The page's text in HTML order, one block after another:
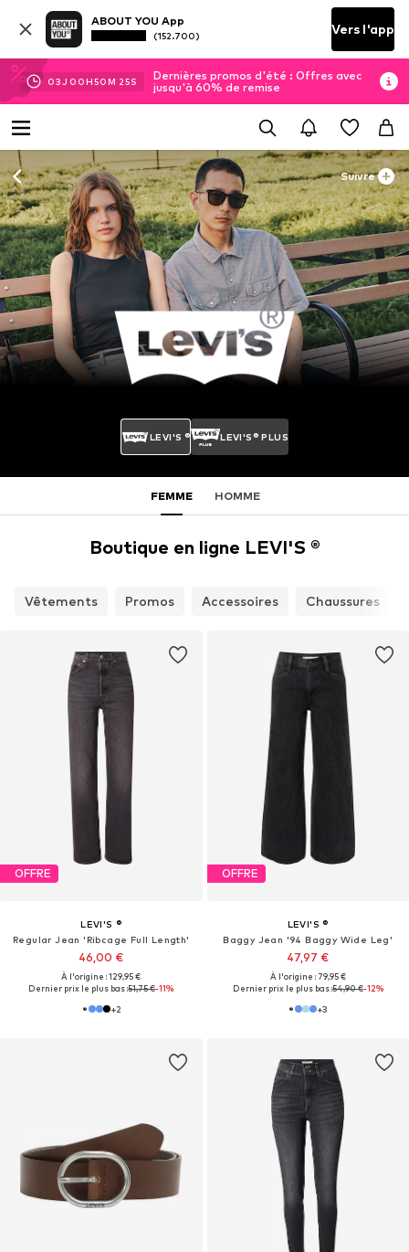
ABOUT YOU App
(152.700) Vers l'app
03J 00H50M 23S
Dernières promos d'été : Offres avec
jusqu'à 60% de remise
Suivre
LEVI'S ® LEVI'S® PLUS
FEMME HOMME
Boutique en ligne LEVI'S ®
Vêtements Promos Accessoires Chaussures
OFFRE
LEVI'S ®
Regular Jean 'Ribcage Full Length'
46,00 €
À l'origine : 129,95 €
Dernier prix le plus bas :51,75 €-11%
+2
OFFRE
LEVI'S ®
Baggy Jean '94 Baggy Wide Leg'
47,97 €
À l'origine : 79,95 €
Dernier prix le plus bas :54,90 €-12%
+3